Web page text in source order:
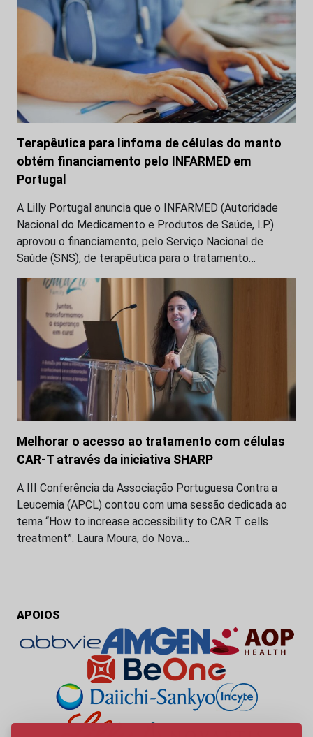
Terapêutica para linfoma de células do manto
obtém financiamento pelo INFARMED em
Portugal
A Lilly Portugal anuncia que o INFARMED (Autoridade
Nacional do Medicamento e Produtos de Saúde, I.P.)
aprovou o financiamento, pelo Serviço Nacional de
Saúde (SNS), de terapêutica para o tratamento…
Melhorar o acesso ao tratamento com células
CAR-T através da iniciativa SHARP
A III Conferência da Associação Portuguesa Contra a
Leucemia (APCL) contou com uma sessão dedicada ao
tema “How to increase accessibility to CAR T cells
treatment”. Laura Moura, do Nova…
APOIOS